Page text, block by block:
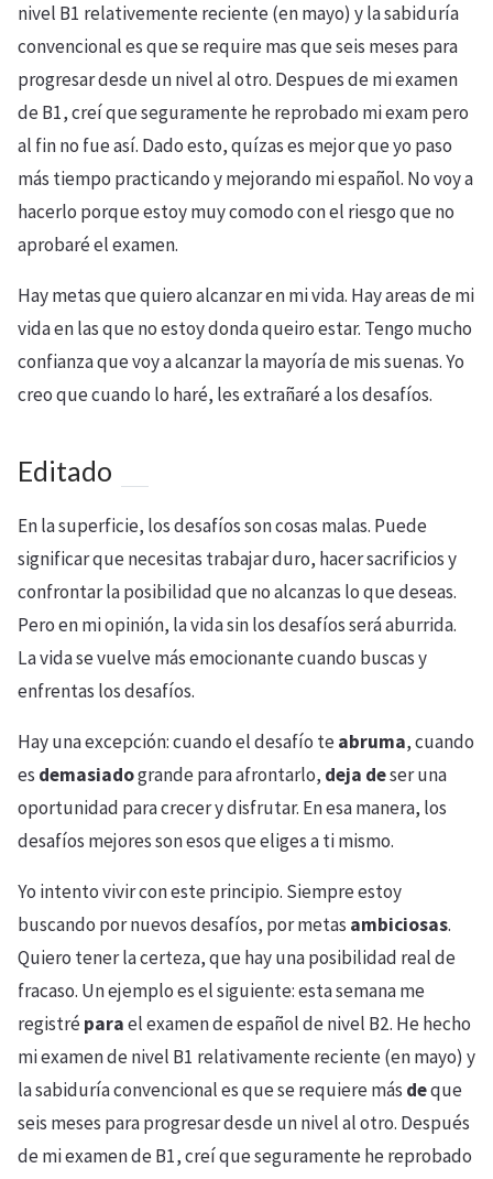
nivel B1 relativemente reciente (en mayo) y la sabiduría
convencional es que se require mas que seis meses para
progresar desde un nivel al otro. Despues de mi examen
de B1, creí que seguramente he reprobado mi exam pero
al fin no fue así. Dado esto, quízas es mejor que yo paso
más tiempo practicando y mejorando mi español. No voy a
hacerlo porque estoy muy comodo con el riesgo que no
aprobaré el examen.
Hay metas que quiero alcanzar en mi vida. Hay areas de mi
vida en las que no estoy donda queiro estar. Tengo mucho
confianza que voy a alcanzar la mayoría de mis suenas. Yo
creo que cuando lo haré, les extrañaré a los desafíos.
Editado
En la superficie, los desafíos son cosas malas. Puede
significar que necesitas trabajar duro, hacer sacrificios y
confrontar la posibilidad que no alcanzas lo que deseas.
Pero en mi opinión, la vida sin los desafíos será aburrida.
La vida se vuelve más emocionante cuando buscas y
enfrentas los desafíos.
Hay una excepción: cuando el desafío teabruma, cuando
es demasiadogrande para afrontarlo, deja deser una
oportunidad para crecer y disfrutar. En esa manera, los
desafíos mejores son esos que eliges a ti mismo.
Yo intento vivir con este principio. Siempre estoy
buscando por nuevos desafíos, por metas ambiciosas.
Quiero tener la certeza, que hay una posibilidad real de
fracaso. Un ejemplo es el siguiente: esta semana me
registréparael examen de español de nivel B2. He hecho
mi examen de nivel B1 relativamente reciente (en mayo) y
la sabiduría convencional es que se requiere más deque
seis meses para progresar desde un nivel al otro. Después
de mi examen de B1, creí que seguramente he reprobado